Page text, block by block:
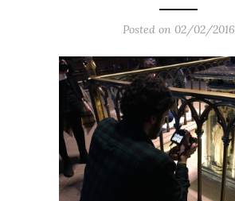
Posted on 02/02/2016